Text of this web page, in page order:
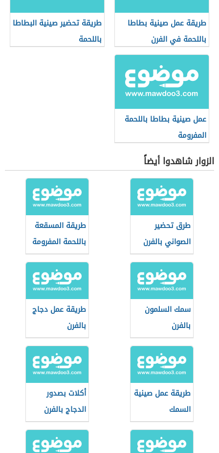
طريقة عمل صينية بطاطا
باللحمة في الفرن
طريقة تحضير صينية البطاطا
باللحمة
عمل صينية بطاطا باللحمة
المفرومة
الزوار شاهدوا أيضاً
طرق تحضير
الصواني بالفرن
طريقة المسقعة
باللحمة المفرومة
سمك السلمون
بالفرن
طريقة عمل دجاج
بالفرن
طريقة عمل صينية
السمك
أكلات بصدور
الدجاج بالفرن